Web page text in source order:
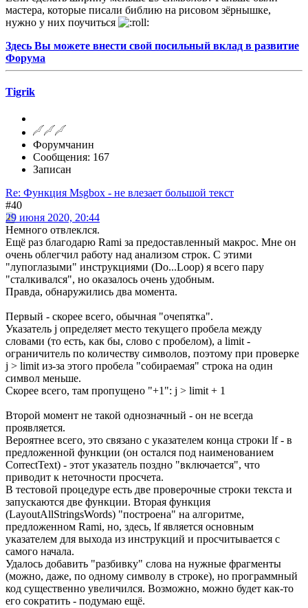
мастера, которые писали библию на рисовом зёрнышке,
нужно у них поучиться
Здесь Вы можете внести свой посильный вклад в развитие
Форума
Tigrik
Форумчанин
Сообщения: 167
Записан
Re: Функция Msgbox - не влезает большой текст
#40
29 июня 2020, 20:44
Немного отвлеклся.
Ещё раз благодарю Rami за предоставленный макрос. Мне он
очень облегчил работу над анализом строк. С этими
"лупоглазыми" инструкциями (Do...Loop) я всего пару
"сталкивался", но оказалось очень удобным.
Правда, обнаружились два момента.
Первый - скорее всего, обычная "очепятка".
Указатель j определяет место текущего пробела между
словами (то есть, как бы, слово с пробелом), а limit -
ограничитель по количеству символов, поэтому при проверке
j > limit из-за этого пробела "собираемая" строка на один
символ меньше.
Скорее всего, там пропущено "+1": j > limit + 1
Второй момент не такой однозначный - он не всегда
проявляется.
Вероятнее всего, это связано с указателем конца строки lf - в
предложенной функции (он остался под наименованием
CorrectText) - этот указатель поздно "включается", что
приводит к неточности просчета.
В тестовой процедуре есть две проверочные строки текста и
запускаются две функции. Вторая функция
(LayoutAllStringsWords) "построена" на алгоритме,
предложенном Rami, но, здесь, lf является основным
указателем для выхода из инструкций и просчитывается с
самого начала.
Удалось добавить "разбивку" слова на нужные фрагменты
(можно, даже, по одному символу в строке), но программный
код существенно увеличился. Возможно, можно будет как-то
его сократить - подумаю ещё.